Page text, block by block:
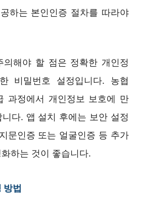
하는 본인인증 절차를 따라야
의해야 할 점은 정확한 개인정
비밀번호 설정입니다. 농협
과정에서 개인정보 보호에 만
다. 앱 설치 후에는 보안 설정
문인증 또는 얼굴인증 등 추가
하는 것이 좋습니다.
방법